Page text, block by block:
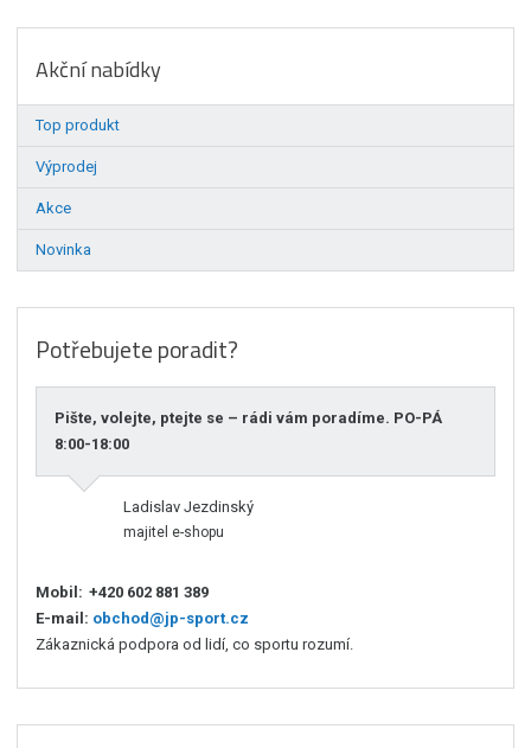
Akční nabídky
Top produkt
Výprodej
Akce
Novinka
Potřebujete poradit?
Pište, volejte, ptejte se – rádi vám poradíme. PO-PÁ
8:00-18:00
Ladislav Jezdinský
majitel e-shopu
Mobil: +420 602 881 389
E-mail: obchod@jp-sport.cz
Zákaznická podpora od lidí, co sportu rozumí.